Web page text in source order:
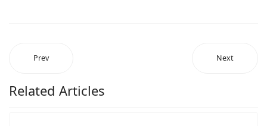
Prev Next
Related Articles